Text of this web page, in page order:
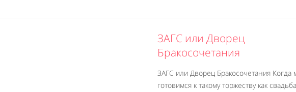
ЗАГС или Дворец
Бракосочетания
ЗАГС или Дворец Бракосочетания Когда
готовимся к такому торжеству как